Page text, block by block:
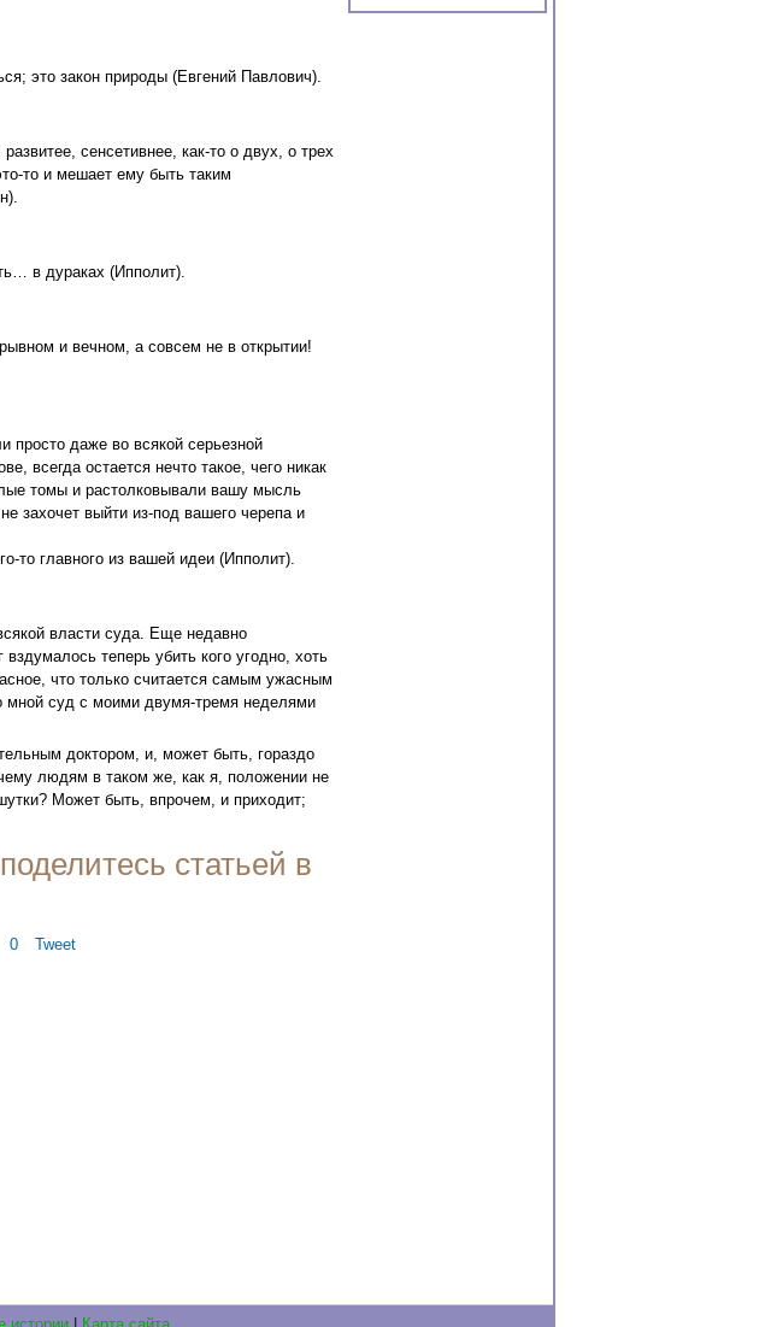
это закон природы (Евгений Павлович).
сенсетивнее, как-то о двух, о трех
то и мешает ему быть таким
в дураках (Ипполит).
и вечном, а совсем не в открытии!
просто даже во всякой серьезной
всегда остается нечто такое, чего никак
томы и растолковывали вашу мысль
захочет выйти из-под вашего черепа и
то главного из вашей идеи (Ипполит).
власти суда. Еще недавно
теперь убить кого угодно, хоть
что только считается самым ужасным
мной суд с моими двумя-тремя неделями
доктором, и, может быть, гораздо
людям в таком же, как я, положении не
Может быть, впрочем, и приходит;
статьей в
0 Tweet